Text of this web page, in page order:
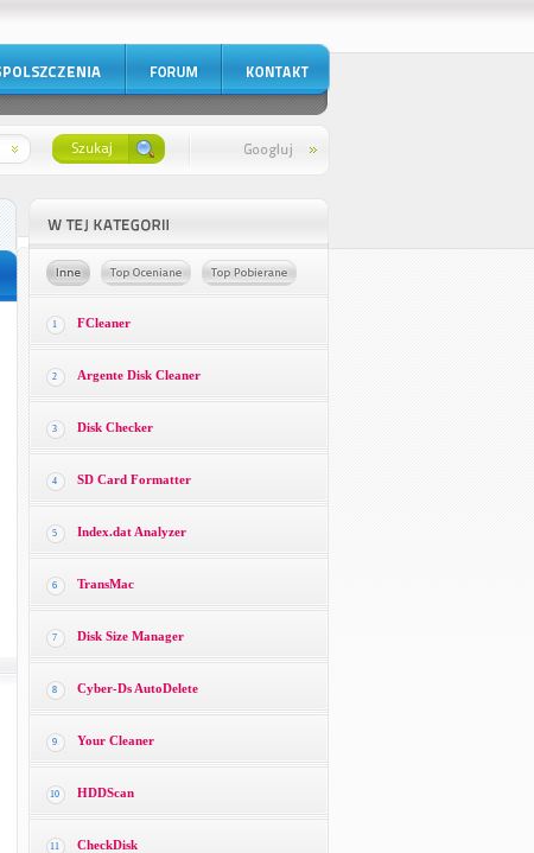
1 FCleaner
2 Argente Disk Cleaner
3 Disk Checker
4 SD Card Formatter
5 Index.dat Analyzer
6 TransMac
7 Disk Size Manager
8 Cyber-Ds AutoDelete
9 Your Cleaner
10 HDDScan
11 CheckDisk